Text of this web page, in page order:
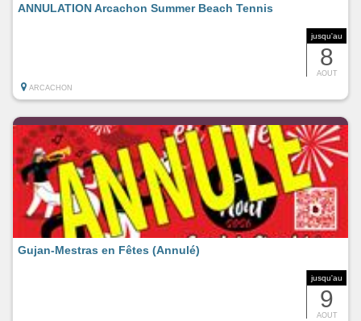
jusqu'au
8
AOUT
ANNULATION Arcachon Summer Beach Tennis
ARCACHON
jusqu'au
9
AOUT
Gujan-Mestras en Fêtes (Annulé)